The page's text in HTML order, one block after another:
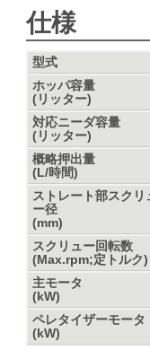
仕様
型式
ホッパ容量
(リッター)
対応ニーダ容量
(リッター)
概略押出量
(L/時間)
ストレート部スクリ
ー径
(mm)
スクリュー回転数
(Max.rpm;定トルク)
主モータ
(kW)
ペレタイザーモータ
(kW)